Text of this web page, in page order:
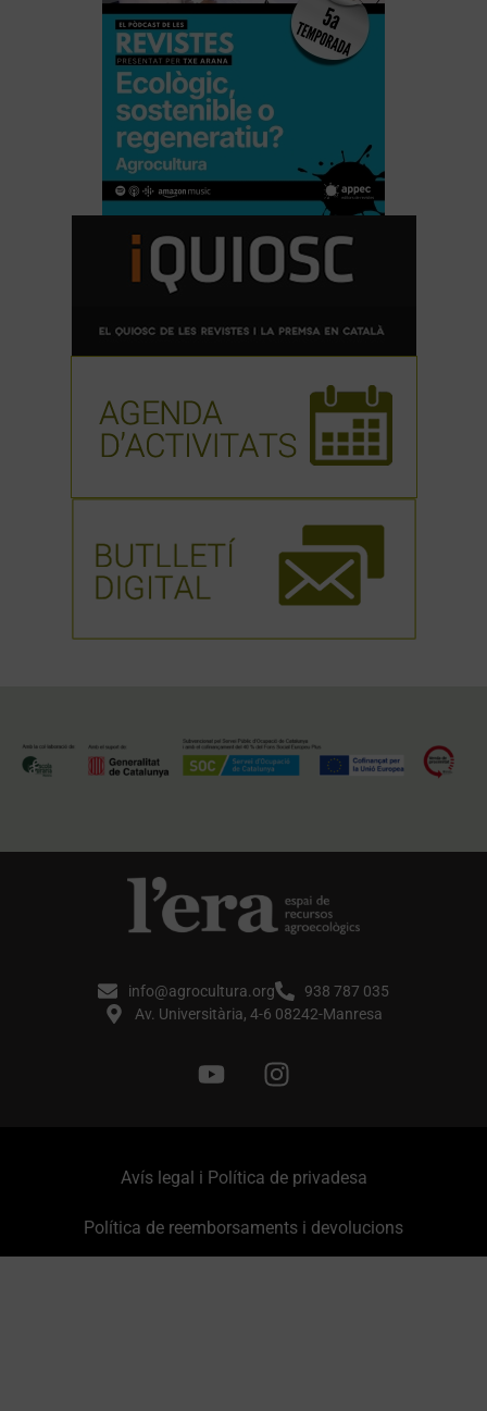
info@agrocultura.org
938 787 035
Av. Universitària, 4-6 08242-Manresa
Avís legal i Política de privadesa
Política de reemborsaments i devolucions